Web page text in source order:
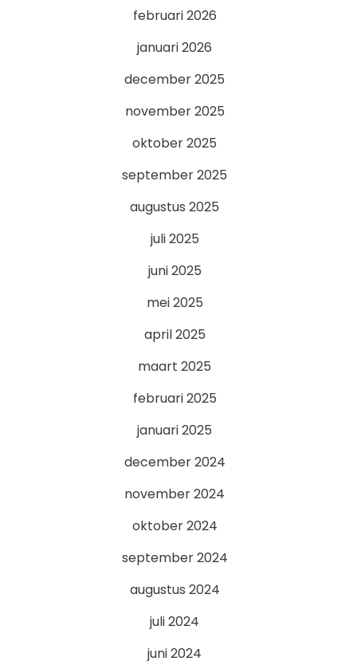
februari 2026
januari 2026
december 2025
november 2025
oktober 2025
september 2025
augustus 2025
juli 2025
juni 2025
mei 2025
april 2025
maart 2025
februari 2025
januari 2025
december 2024
november 2024
oktober 2024
september 2024
augustus 2024
juli 2024
juni 2024